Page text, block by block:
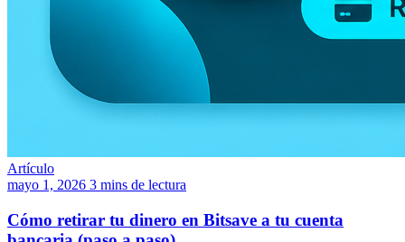
Artículo
mayo 1, 2026 3 mins de lectura
Cómo retirar tu dinero en Bitsave a tu cuenta